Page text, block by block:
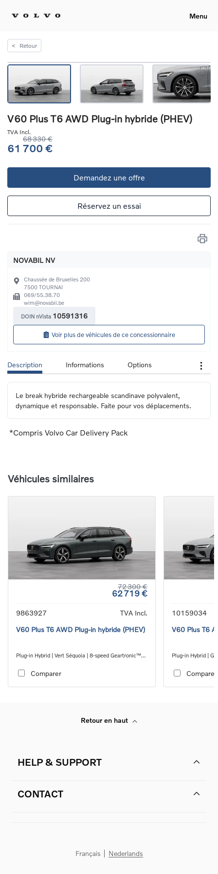
Menu
< Retour
V60 Plus T6 AWD Plug-in hybride (PHEV)
TVA Incl.
68 330 €
61 700 €
Demandez une offre
Réservez un essai
NOVABIL NV
Chaussée de Bruxelles 200
7500 TOURNAI
069/55.38.70
wim@novabil.be
DOIN nVista 10591316
Voir plus de véhicules de ce concessionnaire
Description Informations Options
Le break hybride rechargeable scandinave polyvalent,
dynamique et responsable. Faite pour vos déplacements.
*Compris Volvo Car Delivery Pack
Véhicules similaires
72 300 €
62 719 €
9863927
TVA Incl.
V60 Plus T6 AWD Plug-in hybride (PHEV)
Plug-in Hybrid | Vert Séquoia | 8-speed Geartronic™
Comparer
10159034
V60 Plus T6
Plug-in Hybrid |
Comparer
Retour en haut
HELP & SUPPORT
CONTACT
Français Nederlands